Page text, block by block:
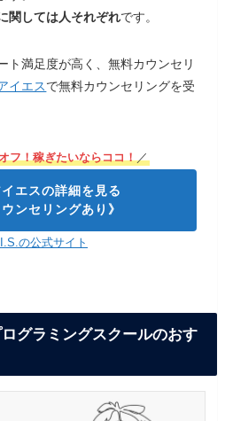
関しては人それぞれです。
ト満足度が高く、無料カウンセリ
イエスで無料カウンセリングを受
フ！稼ぎたいならココ！／
エスの詳細を見る
ウンセリングあり》
I.S.の公式サイト
グラミングスクールのおす